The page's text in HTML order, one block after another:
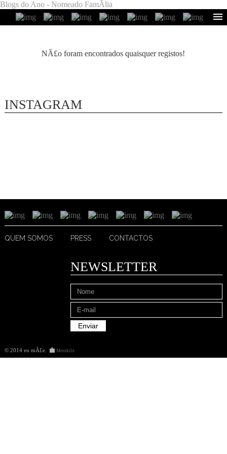
Blogs do Ano - Nomeado FamÃ­lia
NÃ£o foram encontrados quaisquer registos!
INSTAGRAM
QUEM SOMOS PRESS CONTACTOS
NEWSLETTER
© 2014 eu mÃ£e. Meiokilo